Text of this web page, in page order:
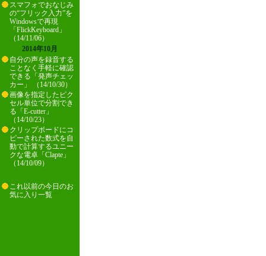
スマフォでおなじみ
の“フリック入力”を
Windowsで再現
「FlickKeyboard」
（14/11/06）
2014年10月
自分の声を録音する
ことなく手軽に確認
できる「発声チェッ
カー」 （14/10/30）
画像を指定したピク
セル単位で分割でき
る「E-cutter」
（14/10/23）
クリップボードにコ
ピーされた数式を自
動で計算するユニー
クな電卓「Clapte」
（14/10/09）
これ以前の今日のお
気に入り一覧